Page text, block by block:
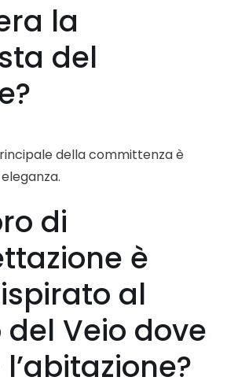
la
del
della committenza è
di
è
al
del Veio dove